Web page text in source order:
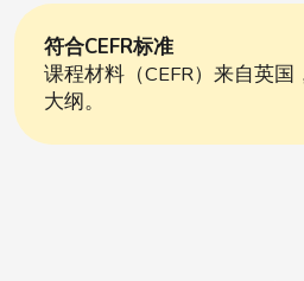
符合CEFR标准
课程材料（CEFR）来自英
大纲。